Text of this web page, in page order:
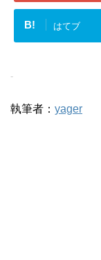
B! はてブ
-
執筆者： yager